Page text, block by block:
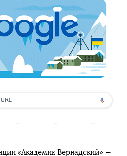
«Академик Вернадский» —